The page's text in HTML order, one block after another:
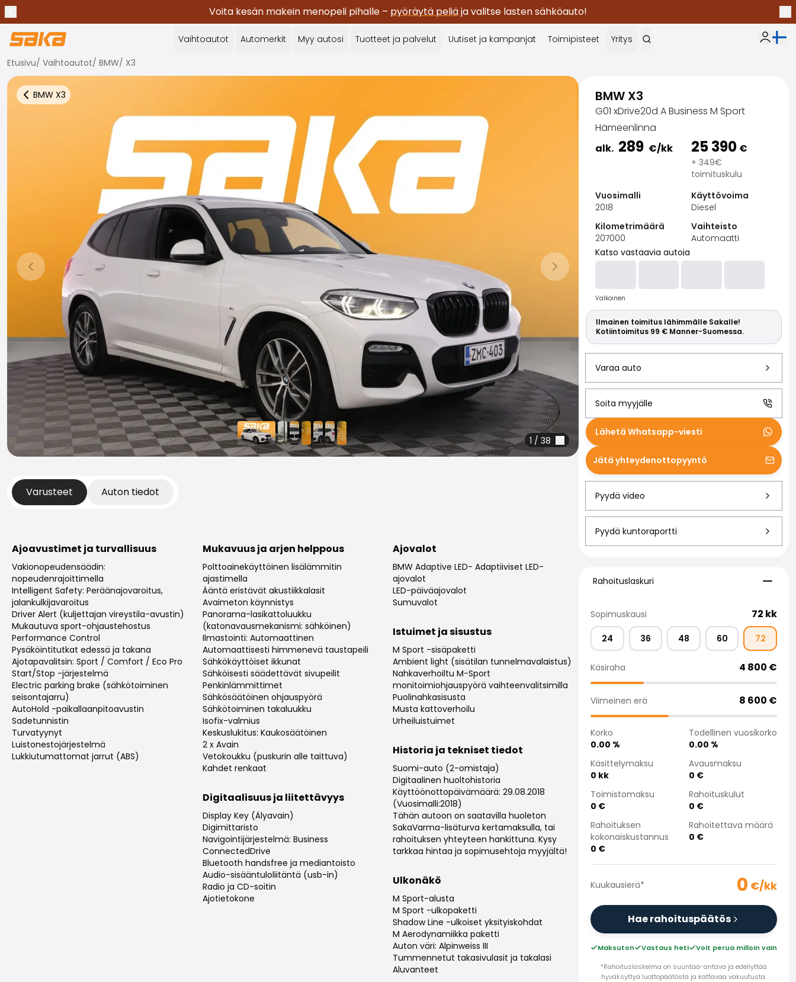
Voita kesän makein menopeli pihalle – pyöräytä peliäja valitse lasten sähköauto!
Lopeta ilmoitukset
✕
Vaihtoautot Automerkit Myy autosi Tuotteet ja palvelut Uutiset ja kampanjat Toimipisteet Yritys Oma
Etusivu/ Vaihtoautot/ BMW/ X3
BMW X3
Takaisin autoihin
Lue lisää
Edellinen dia Seuraava dia
1 / 38
Varusteet Auton tiedot
Ajoavustimet ja turvallisuus
Vakionopeudensäädin:
nopeudenrajoittimella
Intelligent Safety: Peräänajovaroitus,
jalankulkijavaroitus
Driver Alert (kuljettajan vireystila-avustin)
Mukautuva sport-ohjaustehostus
Performance Control
Pysäköintitutkat edessä ja takana
Ajotapavalitsin: Sport / Comfort / Eco Pro
Start/Stop -järjestelmä
Electric parking brake (sähkötoiminen
seisontajarru)
AutoHold -paikallaanpitoavustin
Sadetunnistin
Turvatyynyt
Luistonestojärjestelmä
Lukkiutumattomat jarrut (ABS)
Mukavuus ja arjen helppous
Polttoainekäyttöinen lisälämmitin
ajastimella
Ääntä eristävät akustiikkalasit
Avaimeton käynnistys
Panorama-lasikattoluukku
(katonavausmekanismi: sähköinen)
Ilmastointi: Automaattinen
Automaattisesti himmenevä taustapeili
Sähkökäyttöiset ikkunat
Sähköisesti säädettävät sivupeilit
Penkinlämmittimet
Sähkösäätöinen ohjauspyörä
Sähkötoiminen takaluukku
Isofix-valmius
Keskuslukitus: Kaukosäätöinen
2 x Avain
Vetokoukku (puskurin alle taittuva)
Kahdet renkaat
Digitaalisuus ja liitettävyys
Display Key (Älyavain)
Digimittaristo
Navigointijärjestelmä: Business
ConnectedDrive
Bluetooth handsfree ja mediantoisto
Audio-sisääntuloliitäntä (usb-in)
Radio ja CD-soitin
Ajotietokone
Ajovalot
BMW Adaptive LED- Adaptiiviset LED-
ajovalot
LED-päiväajovalot
Sumuvalot
Istuimet ja sisustus
M Sport -sisäpaketti
Ambient light (sisätilan tunnelmavalaistus)
Nahkaverhoiltu M-Sport
monitoimiohjauspyörä vaihteenvalitsimilla
Puolinahkasisusta
Musta kattoverhoilu
Urheiluistuimet
Historia ja tekniset tiedot
Suomi-auto (2-omistaja)
Digitaalinen huoltohistoria
Käyttöönottopäivämäärä: 29.08.2018
(Vuosimalli:2018)
Tähän autoon on saatavilla huoleton
SakaVarma-lisäturva kertamaksulla, tai
rahoituksen yhteyteen hankittuna. Kysy
tarkkaa hintaa ja sopimusehtoja myyjältä!
Ulkonäkö
M Sport-alusta
M Sport -ulkopaketti
Shadow Line -ulkoiset yksityiskohdat
M Aerodynamiikka paketti
Auton väri: Alpinweiss III
Tummennetut takasivulasit ja takalasi
Aluvanteet
BMW X3
G01 xDrive20d A Business M Sport
Hämeenlinna
alk. 289 €/kk 25 390 €
+ 349€
toimituskulu
Vuosimalli
2018
Käyttövoima
Diesel
Kilometrimäärä
207000
Vaihteisto
Automaatti
Katso vastaavia autoja
Valkoinen
Ilmainen toimitus lähimmälle Sakalle!
Kotiintoimitus 99 € Manner-Suomessa.
Varaa auto
Lähetä Whatsapp-viesti
Soita myyjälle
Jätä yhteydenottopyyntö
Pyydä video
Pyydä kuntoraportti
Rahoituslaskuri
Rahoituslaskuri
Sopimuskausi 72 kk
24 36 48 60 72
Käsiraha 4 800 €
Viimeinen erä 8 600 €
Korko
0.00 %
Todellinen vuosikorko
0.00 %
Käsittelymaksu
0 kk
Avausmaksu
0 €
Toimistomaksu
0 €
Rahoituskulut
0 €
Rahoituksen
kokonaiskustannus
0 €
Rahoitettava määrä
0 €
Kuukausierä* 0 €/kk
Hae rahoituspäätös
Maksuton Vastaus heti
Voit perua milloin vain
*Rahoituslaskelma on suuntaa-antava ja edellyttää
hyväksyttyä luottopäätöstä ja kattavaa vakuutusta.